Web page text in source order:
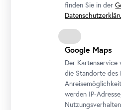
Ausstellungsansicht "WOTRUBA.
Foto: Johannes Stoll / Belvedere,
finden Sie in der
Google Maps
Der Kartenservice
die Standorte des
werden IP-